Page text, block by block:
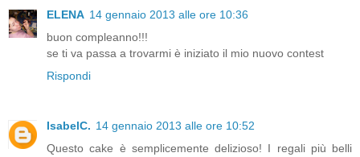
ELENA 14 gennaio 2013 alle ore 10:36
buon compleanno!!!
se ti va passa a trovarmi è iniziato il mio nuovo contest
Rispondi
IsabelC. 14 gennaio 2013 alle ore 10:52
Questo cake è semplicemente delizioso! I regali più belli